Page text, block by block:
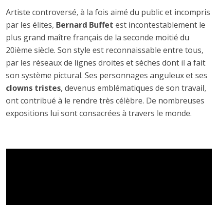
Artiste controversé, à la fois aimé du public et incompris
par les élites, Bernard Buffet est incontestablement le
plus grand maître français de la seconde moitié du
20ième siècle. Son style est reconnaissable entre tous,
par les réseaux de lignes droites et sèches dont il a fait
son système pictural. Ses personnages anguleux et ses
clowns tristes, devenus emblématiques de son travail,
ont contribué à le rendre très célèbre. De nombreuses
expositions lui sont consacrées à travers le monde.